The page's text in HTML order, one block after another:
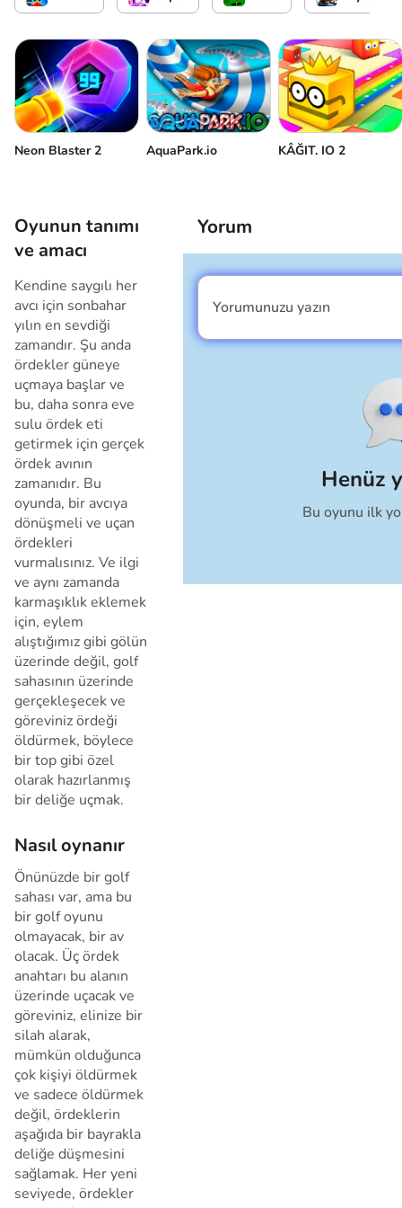
Neon Blaster 2 AquaPark.io KÂĞIT. IO 2
Oyunun tanımı
ve amacı
Kendine saygılı her
avcı için sonbahar
yılın en sevdiği
zamandır. Şu anda
ördekler güneye
uçmaya başlar ve
bu, daha sonra eve
sulu ördek eti
getirmek için gerçek
ördek avının
zamanıdır. Bu
oyunda, bir avcıya
dönüşmeli ve uçan
ördekleri
vurmalısınız. Ve ilgi
ve aynı zamanda
karmaşıklık eklemek
için, eylem
alıştığımız gibi gölün
üzerinde değil, golf
sahasının üzerinde
gerçekleşecek ve
göreviniz ördeği
öldürmek, böylece
bir top gibi özel
olarak hazırlanmış
bir deliğe uçmak.
Nasıl oynanır
Önünüzde bir golf
sahası var, ama bu
bir golf oyunu
olmayacak, bir av
olacak. Üç ördek
anahtarı bu alanın
üzerinde uçacak ve
göreviniz, elinize bir
silah alarak,
mümkün olduğunca
çok kişiyi öldürmek
ve sadece öldürmek
değil, ördeklerin
aşağıda bir bayrakla
deliğe düşmesini
sağlamak. Her yeni
seviyede, ördekler
Yorum
Henüz
Bu oyunu ilk
Yorumunuzu yazın
Ben erkeğim
İptal